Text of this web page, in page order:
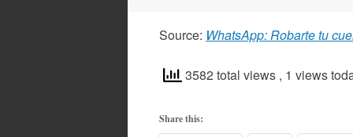
Source: WhatsApp: Robarte tu
3582 total views , 1 views
Share this: